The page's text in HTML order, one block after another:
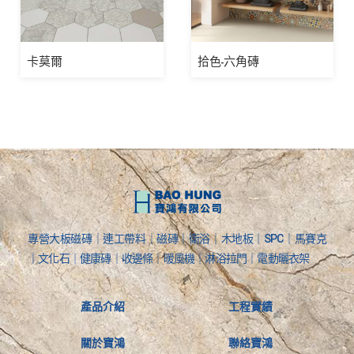
卡莫爾 拾色-六角磚
專營大板磁磚｜連工帶料｜磁磚｜衛浴｜木地板｜SPC｜馬賽克
｜文化石｜健康磚｜收邊條｜暖風機｜淋浴拉門｜電動曬衣架
產品介紹
關於寶鴻
工程實績
聯絡寶鴻